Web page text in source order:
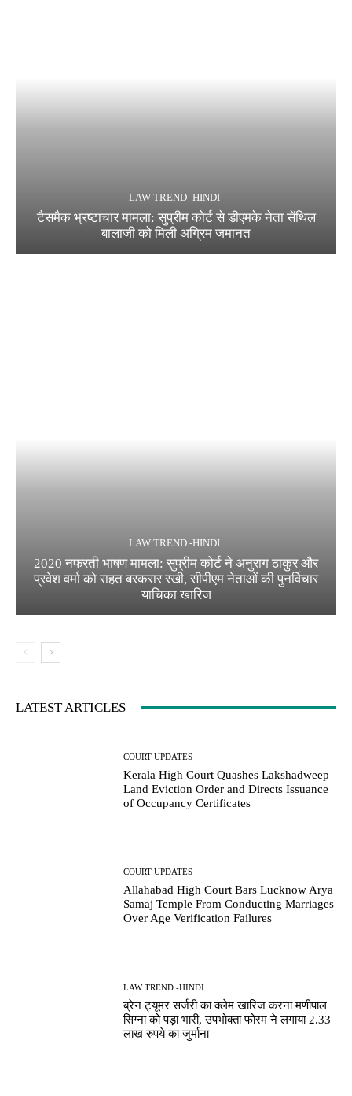
LAW TREND -HINDI
टैसमैक भ्रष्टाचार मामला: सुप्रीम कोर्ट से डीएमके नेता सेंथिल
बालाजी को मिली अग्रिम जमानत
LAW TREND -HINDI
2020 नफरती भाषण मामला: सुप्रीम कोर्ट ने अनुराग ठाकुर और
प्रवेश वर्मा को राहत बरकरार रखी, सीपीएम नेताओं की पुनर्विचार
याचिका खारिज
LATEST ARTICLES
COURT UPDATES
Kerala High Court Quashes Lakshadweep
Land Eviction Order and Directs Issuance
of Occupancy Certificates
COURT UPDATES
Allahabad High Court Bars Lucknow Arya
Samaj Temple From Conducting Marriages
Over Age Verification Failures
LAW TREND -HINDI
ब्रेन ट्यूमर सर्जरी का क्लेम खारिज करना मणीपाल
सिग्ना को पड़ा भारी, उपभोक्ता फोरम ने लगाया 2.33
लाख रुपये का जुर्माना